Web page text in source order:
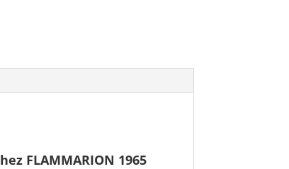
FLAMMARION 1965